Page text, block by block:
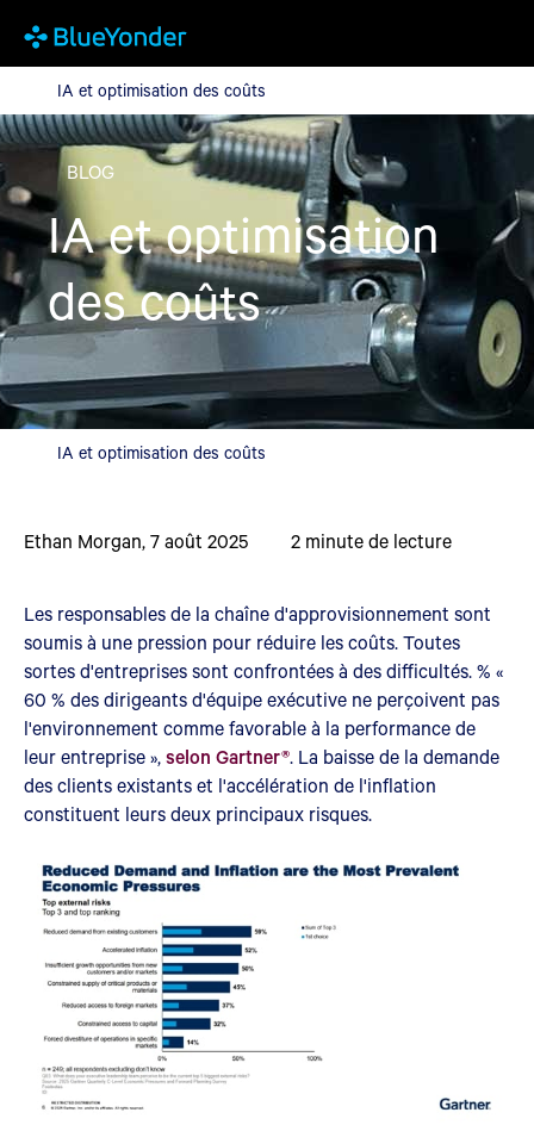
IA et optimisation des coûts
IA et optimisation des coûts
BLOG
IA et optimisation
des coûts
IA et optimisation des coûts
Ethan Morgan,7 août 2025 2 minute de lecture
Les responsables de la chaîne d'approvisionnement sont
soumis à une pression pour réduire les coûts. Toutes
sortes d'entreprises sont confrontées à des difficultés. % «
60 % des dirigeants d'équipe exécutive ne perçoivent pas
l'environnement comme favorable à la performance de
leur entreprise »,selon Gartner®. La baisse de la demande
des clients existants et l'accélération de l'inflation
constituent leurs deux principaux risques.